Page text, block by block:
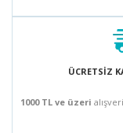
ÜCRETSİZ
1000 TL ve üzeri